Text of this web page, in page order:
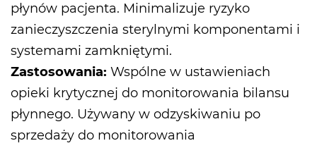
płynów pacjenta. Minimalizuje ryzyko
zanieczyszczenia sterylnymi komponentami i
systemami zamkniętymi.
Zastosowania: Wspólne w ustawieniach
opieki krytycznej do monitorowania bilansu
płynnego. Używany w odzyskiwaniu po
sprzedaży do monitorowania